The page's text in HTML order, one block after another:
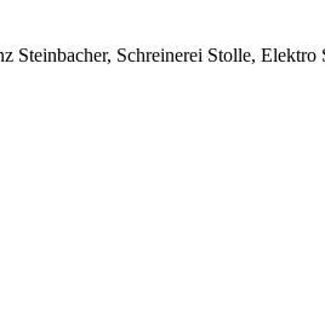
Schreinerei Stolle, Elektro